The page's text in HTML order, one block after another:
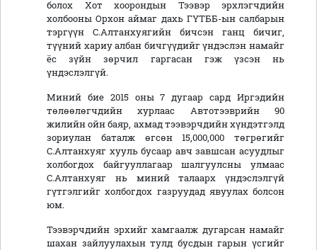
болох Хот хоорондын Тээвэр эрхлэгчдийн
холбооны Орхон аймаг дахь ГҮТББ-ын салбарын
тэргүүн С.Алтанхуягийн бичсэн ганц бичиг,
түүний хариу албан бичгүүдийг үндэслэн намайг
ёс зүйн зөрчил гаргасан гэж үзсэн нь
үндэслэлгүй.
Миний бие 2015 оны 7 дугаар сард Иргэдийн
төлөөлөгчдийн хурлаас Автотээврийн 90
жилийн ойн баяр, ахмад тээвэрчдийн хүндэтгэлд
зориулан баталж өгсөн 15,000,000 төгрөгийг
С.Алтанхуяг хууль бусаар авч завшсан асуудлыг
холбогдох байгууллагаар шалгуулсны улмаас
С.Алтанхуяг нь миний талаарх үндэслэлгүй
гүтгэлгийг холбогдох газруудад явуулах болсон
юм.
Тээвэрчдийн эрхийг хамгаалж дугарсан намайг
шахан зайлуулахын тулд бусдын гарын үсгийг